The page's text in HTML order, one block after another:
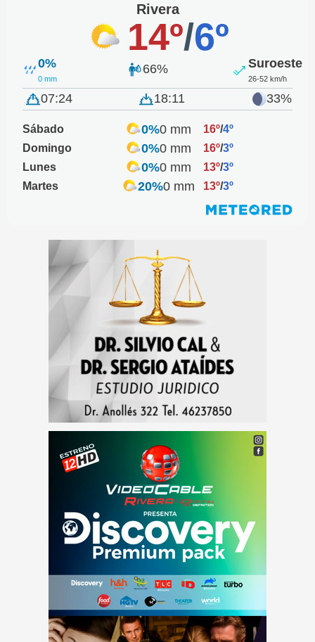
Rivera
14º/6º
0%
0 mm
66% Suroeste
26-52 km/h
07:24 18:11 33%
Sábado 0%0 mm 16º/4º
Domingo
0%0 mm 16º/3º
Lunes
0%0 mm 13º/3º
Martes
20%0 mm 13º/3º